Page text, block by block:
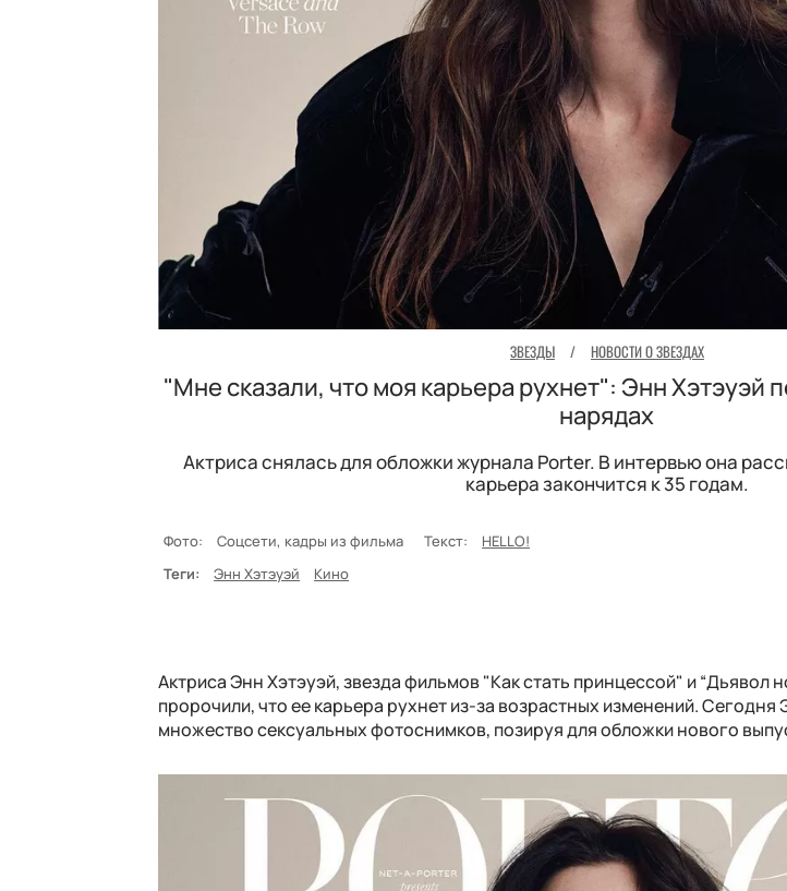
ЗВЕЗДЫ / НОВОСТИ О ЗВЕЗДАХ
"Мне сказали, что моя карьера рухнет": Энн Хэтэуэй
нарядах
Актриса снялась для обложки журнала Porter. В интервью она
карьера закончится к 35 годам.
Фото: Соцсети, кадры из фильма Текст: HELLO!
Теги:
Энн Хэтэуэй Кино
Актриса Энн Хэтэуэй, звезда фильмов "Как стать принцессой" и “Дьявол
пророчили, что ее карьера рухнет из-за возрастных изменений. Сегодня
множество сексуальных фотоснимков, позируя для обложки нового